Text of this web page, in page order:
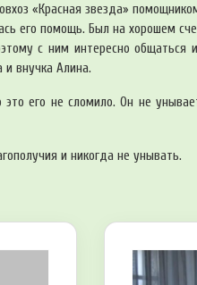
«Красная звезда»
его помощь. Был на хорошем
с ним интересно
внучка Алина.
это его не сломило. Он не
и никогда не унывать.